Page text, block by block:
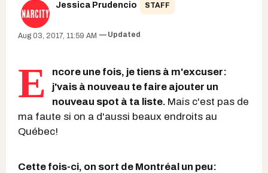
Jessica Prudencio STAFF
Aug 03, 2017, 11:59 AM Updated
E
ncore une fois, je tiens à m'excuser:
j'vais à nouveau te faire ajouter un
nouveau spot à ta liste. Mais c'est pas de
ma faute si on a d'aussi beaux endroits au
Québec!
Cette fois-ci, on sort de Montréal un peu: